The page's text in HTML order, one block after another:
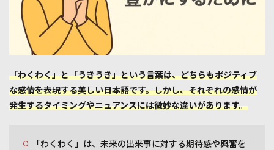
「わくわく」と「うきうき」という言葉は、どちらもポジティブ
な感情を表現する美しい日本語です。しかし、それぞれの感情が
発生するタイミングやニュアンスには微妙な違いがあります。
「わくわく」は、未来の出来事に対する期待感や興奮を